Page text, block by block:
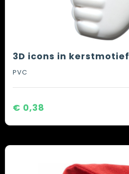
3D icons in kerstmotief
PVC
€ 0,38